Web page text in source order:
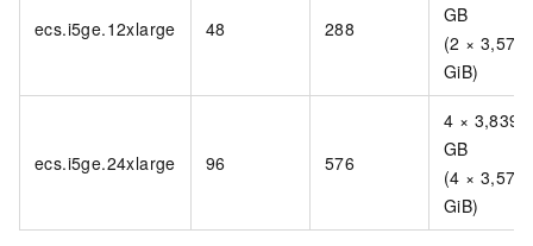
ecs.i5ge.12xlarge 48 288
GB
(2 × 3,576
GiB)
ecs.i5ge.24xlarge 96 576
4 × 3,839
GB
(4 × 3,576
GiB)